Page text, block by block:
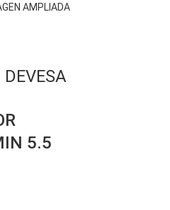
AMPLIADA
5.5